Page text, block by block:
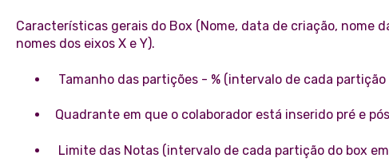
Características gerais do Box (Nome, data de criação, nome
nomes dos eixos X e Y).
Tamanho das partições - % (intervalo de cada
Quadrante em que o colaborador está inserido pré e
Limite das Notas (intervalo de cada partição do box